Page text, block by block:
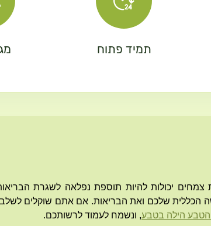
תמיד פתוח
צמחים יכולות להיות תוספת נפלאה לשגרת
הכללית שלכם ואת הבריאות. אם אתם שוקלים לשלב
הטבע הילה בטבע, ונשמח לעמוד לרשותכם.